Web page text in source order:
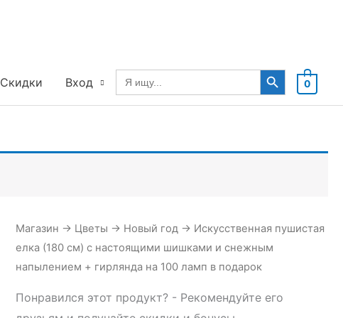
Скидки Вход
Search
for:
Search Button
0
Магазин → Цветы → Новый год → Искусственная пушистая
елка (180 см) с настоящими шишками и снежным
напылением + гирлянда на 100 ламп в подарок
Понравился этот продукт? - Рекомендуйте его